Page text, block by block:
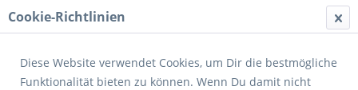
Menü
Cookie-Richtlinien
Diese Website verwendet Cookies, um Dir die bestmögliche
Funktionalität bieten zu können. Wenn Du damit nicht